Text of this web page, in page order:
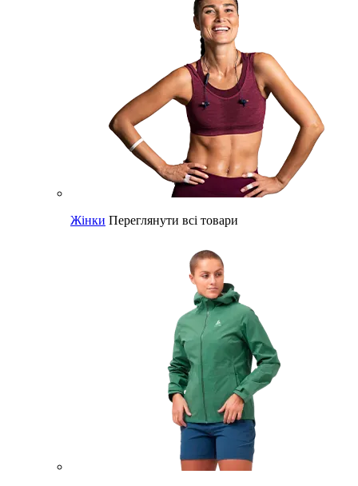
Жінки Переглянути всі товари